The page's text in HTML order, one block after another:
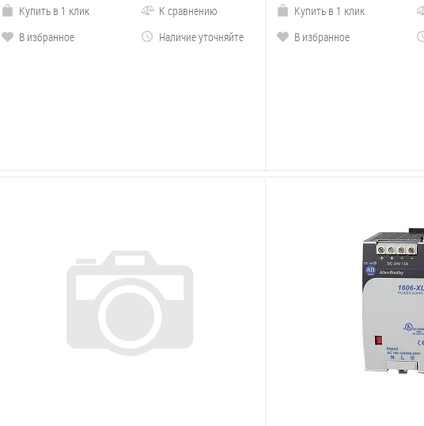
Купить в 1 клик
К сравнению
В избранное
Наличие уточняйте
Купить в 1 клик
В избранное